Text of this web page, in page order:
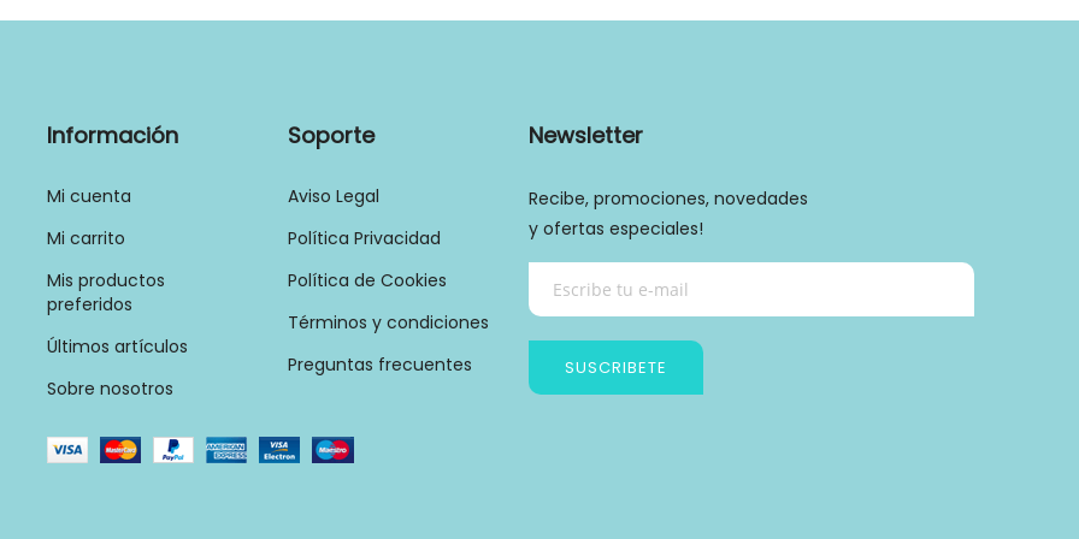
Información
Mi cuenta
Mi carrito
Mis productos
preferidos
Últimos artículos
Sobre nosotros
Soporte
Aviso Legal
Política Privacidad
Política de Cookies
Términos y condiciones
Preguntas frecuentes
Newsletter
Recibe, promociones, novedades
y ofertas especiales!
SUSCRIBETE
Política de privacidad